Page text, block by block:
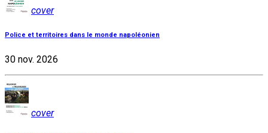
cover
Police et territoires dans le monde napoléonien
30 nov. 2026
cover